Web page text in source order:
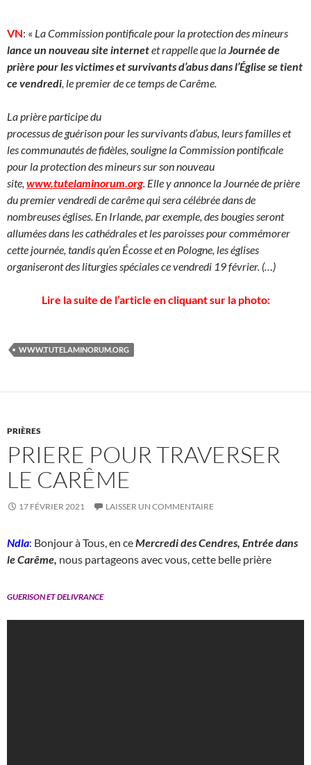
VN: « La Commission pontificale pour la protection des mineurs
lance un nouveau site internetet rappelle que laJournée de
prière pour les victimes et survivants d’abus dans l’Église se tient
ce vendredi, le premier de ce temps de Carême.
La prière participe du
processus de guérison pour les survivants d’abus, leurs familles et
les communautés de fidèles, souligne la Commission pontificale
pour la protection des mineurs sur son nouveau
site, www.tutelaminorum.org. Elle y annonce la Journée de prière
du premier vendredi de carême qui sera célébrée dans de
nombreuses églises. En Irlande, par exemple, des bougies seront
allumées dans les cathédrales et les paroisses pour commémorer
cette journée, tandis qu’en Écosse et en Pologne, les églises
organiseront des liturgies spéciales ce vendredi 19 février. (…)
Lire la suite de l’article en cliquant sur la photo:
WWW.TUTELAMINORUM.ORG
PRIÈRES
PRIERE POUR TRAVERSER
LE CARÊME
17 FÉVRIER 2021 LAISSER UN COMMENTAIRE
Ndla: Bonjour à Tous, en ceMercredi des Cendres, Entrée dans
le Carême, nous partageons avec vous, cette belle prière
GUERISON ET DELIVRANCE